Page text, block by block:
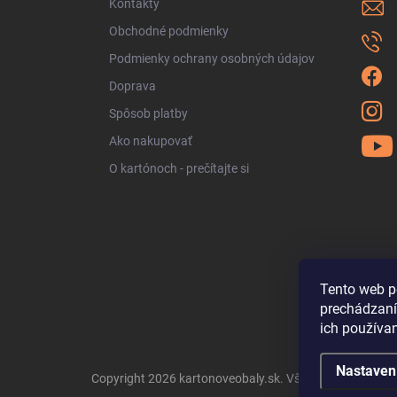
Tento web
ich
Kontakty
Obchodné podmienky
Podmienky ochrany osobných údajov
Doprava
Spôsob platby
Ako nakupovať
O kartónoch - prečítajte si
Copyright 2026 kartonoveobaly.sk. Všetky práva